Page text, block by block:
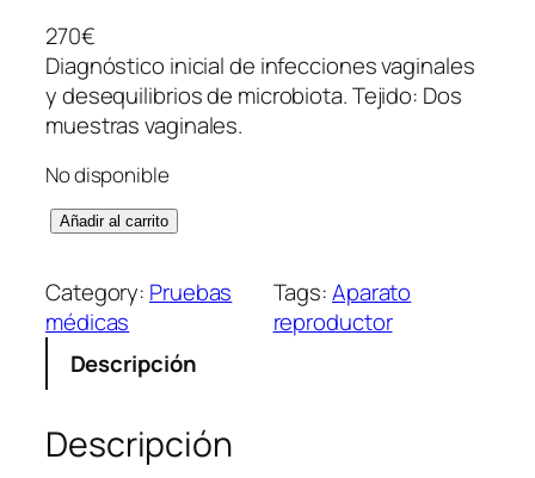
270€
Diagnóstico inicial de infecciones vaginales
y desequilibrios de microbiota. Tejido: Dos
muestras vaginales.
No disponible
D
s
b
i
i
s
Añadir al carrito
Category: Pruebas
médicas
Tags:Aparato
reproductor
Descripción
Descripción